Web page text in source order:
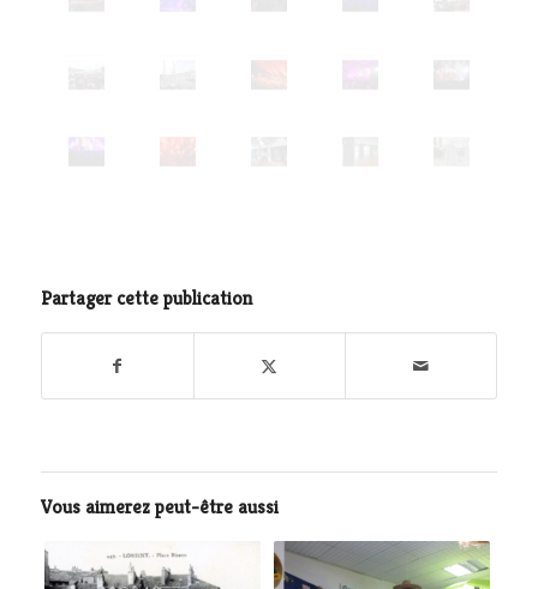
Partager cette publication
Vous aimerez peut-être aussi